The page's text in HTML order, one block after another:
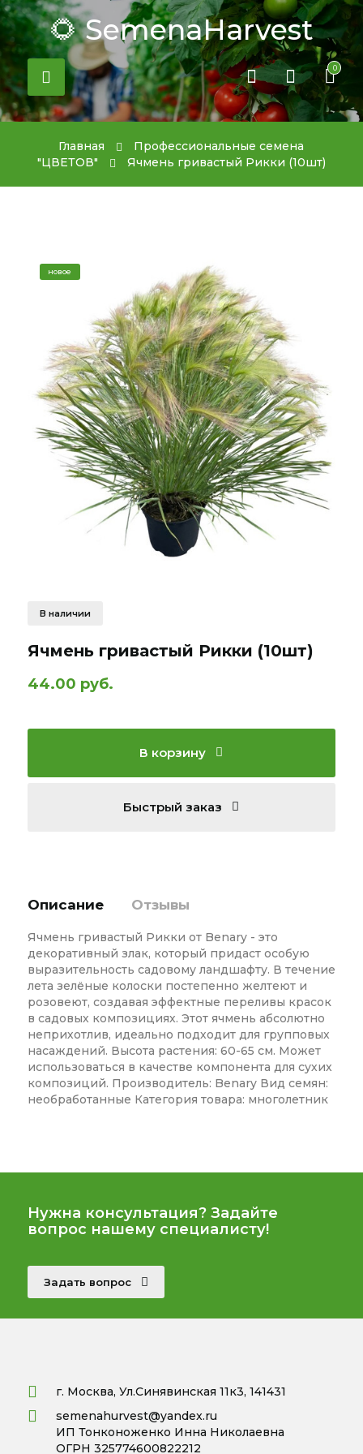
🌻 SemenaHarvest
0
Главная
Профессиональные семена
"ЦВЕТОВ"
Ячмень гривастый Рикки (10шт)
новое
В наличии
Ячмень гривастый Рикки (10шт)
44.00 руб.
В корзину
Быстрый заказ
Описание Отзывы
Ячмень гривастый Рикки от Benary - это
декоративный злак, который придаст особую
выразительность садовому ландшафту. В течение
лета зелёные колоски постепенно желтеют и
розовеют, создавая эффектные переливы красок
в садовых композициях. Этот ячмень абсолютно
неприхотлив, идеально подходит для групповых
насаждений. Высота растения: 60-65 см. Может
использоваться в качестве компонента для сухих
композиций. Производитель: Benary Вид семян:
необработанные Категория товара: многолетник
Нужна консультация? Задайте
вопрос нашему специалисту!
Задать вопрос
г. Москва, Ул.Синявинская 11к3, 141431
semenahurvest@yandex.ru
ИП Тонконоженко Инна Николаевна
ОГРН 325774600822212